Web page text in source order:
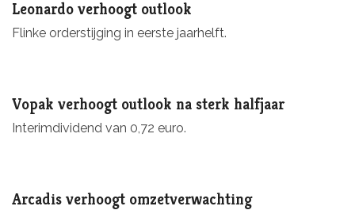
Leonardo verhoogt outlook
Flinke orderstijging in eerste jaarhelft.
Vopak verhoogt outlook na sterk halfjaar
Interimdividend van 0,72 euro.
Arcadis verhoogt omzetverwachting